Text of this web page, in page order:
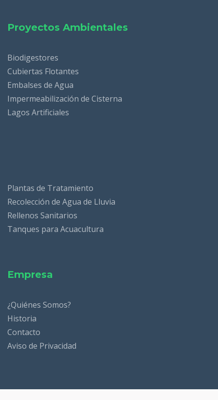
Proyectos Ambientales
Biodigestores
Cubiertas Flotantes
Embalses de Agua
Impermeabilización de Cisterna
Lagos Artificiales
Plantas de Tratamiento
Recolección de Agua de Lluvia
Rellenos Sanitarios
Tanques para Acuacultura
Empresa
¿Quiénes Somos?
Historia
Contacto
Aviso de Privacidad